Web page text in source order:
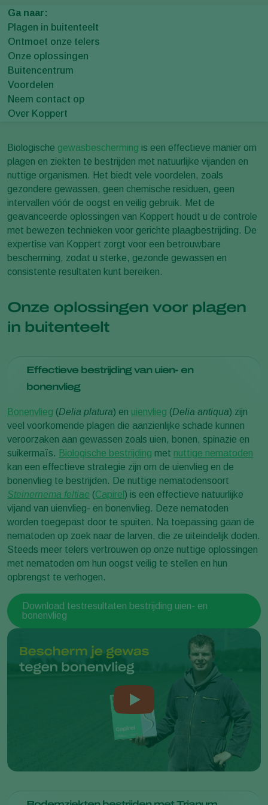
Ga naar:
Plagen in buitenteelt
Ontmoet onze telers
Onze oplossingen
Buitencentrum
Voordelen
Neem contact op
Over Koppert
Biologische gewasbescherming is een effectieve manier om
plagen en ziekten te bestrijden met natuurlijke vijanden en
nuttige organismen. Het biedt vele voordelen, zoals
gezondere gewassen, geen chemische residuen, geen
intervallen vóór de oogst en veilig gebruik. Met de
geavanceerde oplossingen van Koppert houdt u de controle
met bewezen technieken voor gerichte plaagbestrijding. De
expertise van Koppert zorgt voor een betrouwbare
bescherming, zodat u sterke, gezonde gewassen en
consistente resultaten kunt bereiken.
Onze oplossingen voor plagen
in buitenteelt
Effectieve bestrijding van uien- en
bonenvlieg
Bonenvlieg (Delia platura) en uienvlieg (Delia antiqua) zijn
veel voorkomende plagen die aanzienlijke schade kunnen
veroorzaken aan gewassen zoals uien, bonen, spinazie en
suikermaïs. Biologische bestrijding met nuttige nematoden
kan een effectieve strategie zijn om de uienvlieg en de
bonenvlieg te bestrijden. De nuttige nematodensoort
Steinernema feltiae (Capirel ) is een effectieve natuurlijke
vijand van uienvlieg- en bonenvlieg. Deze nematoden
worden toegepast door te spuiten. Na toepassing gaan de
nematoden op zoek naar de larven, die ze uiteindelijk doden.
Steeds meer telers vertrouwen op onze nuttige oplossingen
met nematoden om hun oogst veilig te stellen en hun
opbrengst te verhogen.
Download testresultaten bestrijding uien- en
bonenvlieg